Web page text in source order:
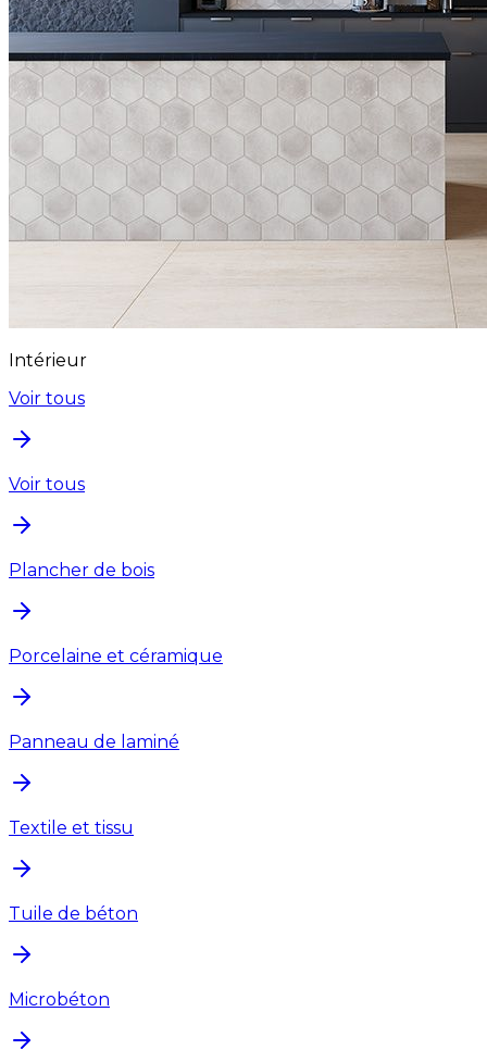
Intérieur
Voir tous
Voir tous
Plancher de bois
Porcelaine et céramique
Panneau de laminé
Textile et tissu
Tuile de béton
Microbéton